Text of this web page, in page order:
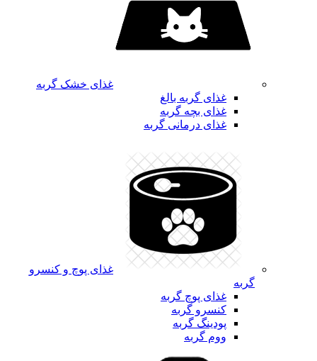
غذای خشک گربه
غذای گربه بالغ
غذای بچه گربه
غذای درمانی گربه
غذای پوچ و کنسرو
گربه
غذای پوچ گربه
کنسرو گربه
پودینگ گربه
ووم گربه